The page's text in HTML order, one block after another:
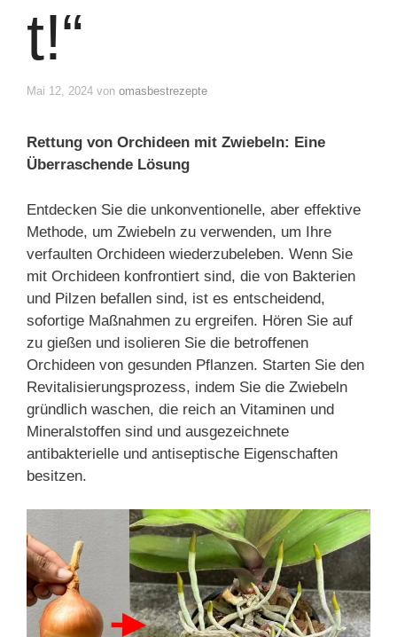
t!“
Mai 12, 2024 von omasbestrezepte
Rettung von Orchideen mit Zwiebeln: Eine
Überraschende Lösung
Entdecken Sie die unkonventionelle, aber effektive
Methode, um Zwiebeln zu verwenden, um Ihre
verfaulten Orchideen wiederzubeleben. Wenn Sie
mit Orchideen konfrontiert sind, die von Bakterien
und Pilzen befallen sind, ist es entscheidend,
sofortige Maßnahmen zu ergreifen. Hören Sie auf
zu gießen und isolieren Sie die betroffenen
Orchideen von gesunden Pflanzen. Starten Sie den
Revitalisierungsprozess, indem Sie die Zwiebeln
gründlich waschen, die reich an Vitaminen und
Mineralstoffen sind und ausgezeichnete
antibakterielle und antiseptische Eigenschaften
besitzen.